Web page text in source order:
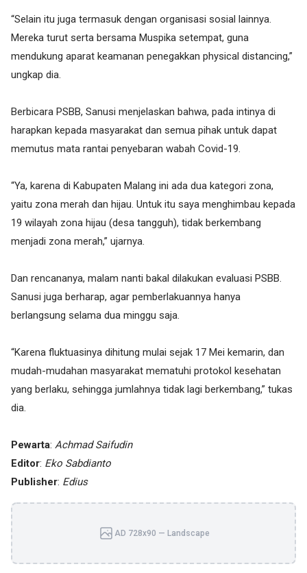
“Selain itu juga termasuk dengan organisasi sosial lainnya.
Mereka turut serta bersama Muspika setempat, guna
mendukung aparat keamanan penegakkan physical distancing,”
ungkap dia.
Berbicara PSBB, Sanusi menjelaskan bahwa, pada intinya di
harapkan kepada masyarakat dan semua pihak untuk dapat
memutus mata rantai penyebaran wabah Covid-19.
“Ya, karena di Kabupaten Malang ini ada dua kategori zona,
yaitu zona merah dan hijau. Untuk itu saya menghimbau kepada
19 wilayah zona hijau (desa tangguh), tidak berkembang
menjadi zona merah,” ujarnya.
Dan rencananya, malam nanti bakal dilakukan evaluasi PSBB.
Sanusi juga berharap, agar pemberlakuannya hanya
berlangsung selama dua minggu saja.
“Karena fluktuasinya dihitung mulai sejak 17 Mei kemarin, dan
mudah-mudahan masyarakat mematuhi protokol kesehatan
yang berlaku, sehingga jumlahnya tidak lagi berkembang,” tukas
dia.
Pewarta: Achmad Saifudin
Editor: Eko Sabdianto
Publisher: Edius
AD 728x90 — Landscape